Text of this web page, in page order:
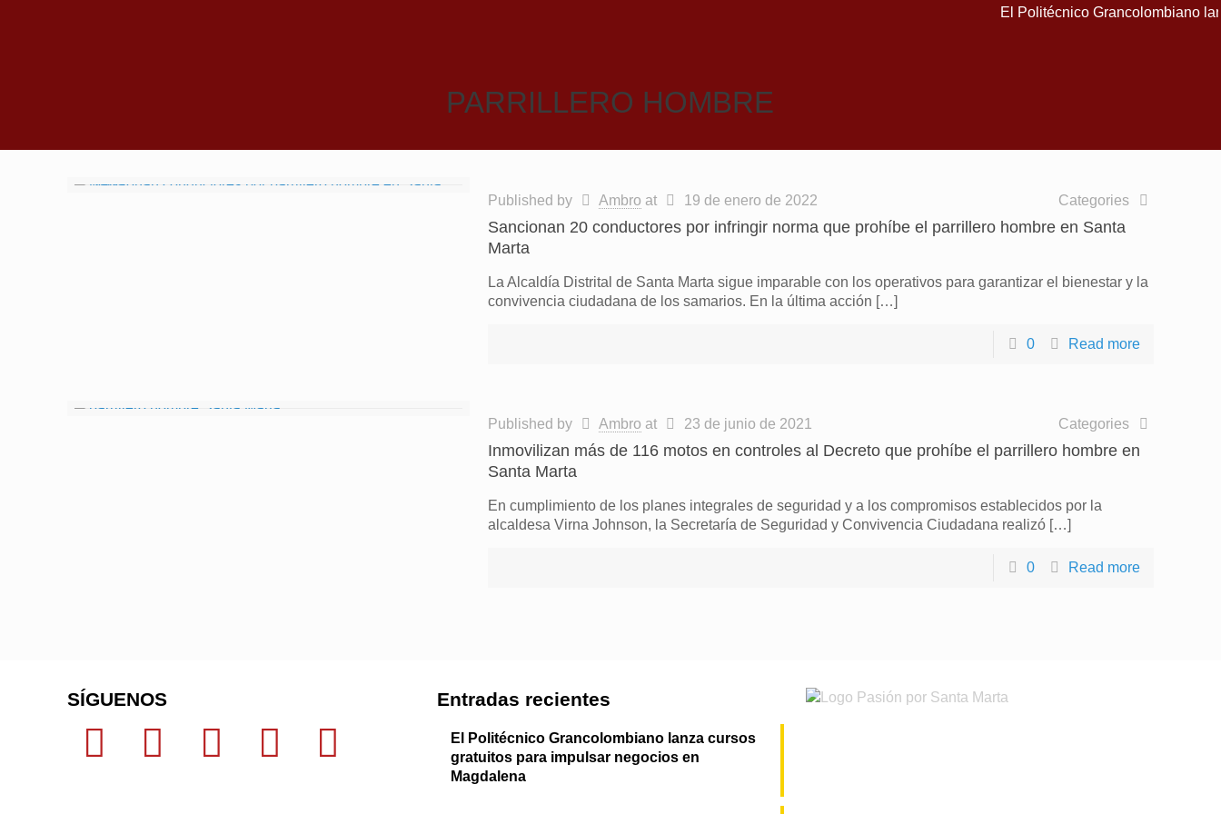
El Politécnico Grancolombiano
PARRILLERO HOMBRE
Published by Ambro at 19 de enero de 2022 Categories
Sancionan 20 conductores por infringir norma que prohíbe el parrillero hombre en Santa
Marta
La Alcaldía Distrital de Santa Marta sigue imparable con los operativos para garantizar el bienestar y la
convivencia ciudadana de los samarios. En la última acción […]
0 Read more
Published by Ambro at 23 de junio de 2021 Categories
Inmovilizan más de 116 motos en controles al Decreto que prohíbe el parrillero hombre en
Santa Marta
En cumplimiento de los planes integrales de seguridad y a los compromisos establecidos por la
alcaldesa Virna Johnson, la Secretaría de Seguridad y Convivencia Ciudadana realizó[…]
0 Read more
SÍGUENOS Entradas recientes
El Politécnico Grancolombiano lanza cursos
gratuitos para impulsar negocios en
Magdalena